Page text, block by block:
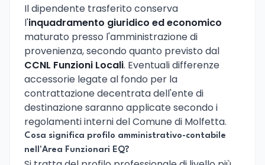
Il dipendente trasferito conserva
l'inquadramento giuridico ed economico
maturato presso l'amministrazione di
provenienza, secondo quanto previsto dal
CCNL Funzioni Locali. Eventuali differenze
accessorie legate al fondo per la
contrattazione decentrata dell'ente di
destinazione saranno applicate secondo i
regolamenti interni del Comune di Molfetta.
Cosa significa profilo amministrativo-contabile
nell'Area Funzionari EQ?